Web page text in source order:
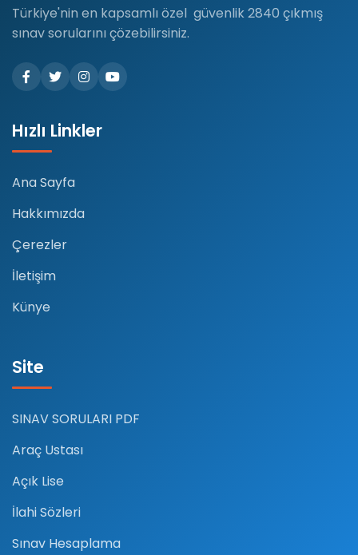
Türkiye'nin en kapsamlı özel güvenlik 2840 çıkmış
sınav sorularını çözebilirsiniz.
Hızlı Linkler
Ana Sayfa
Hakkımızda
Çerezler
İletişim
Künye
Site
SINAV SORULARI PDF
Araç Ustası
Açık Lise
İlahi Sözleri
Sınav Hesaplama